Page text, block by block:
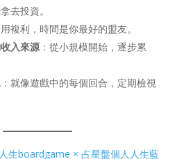
去投資。
複利，時間是你最好的盟友。
入來源：從小規模開始，逐步累
：就像遊戲中的每個回合，定期檢視
生boardgame × 占星盤個人人生藍